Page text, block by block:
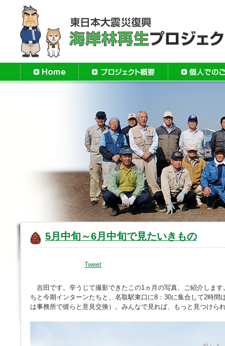
5月中旬～6月中旬で見たいきもの
Tweet
吉田です。辛うじて撮影できたこの1ヵ月の写真、ご紹介しま
ちと今期インターンたちと、名取駅東口に8：30に集合して2時間
は事務所で彼らと意見交換）。みんなで見れば、もっと見つけら